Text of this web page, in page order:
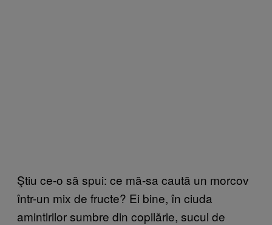
Ştiu ce-o să spui: ce mă-sa caută un morcov
într-un mix de fructe? Ei bine, în ciuda
amintirilor sumbre din copilărie, sucul de